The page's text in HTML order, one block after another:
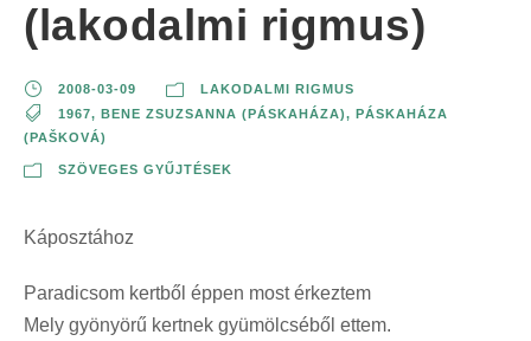
(lakodalmi rigmus)
2008-03-09
LAKODALMI RIGMUS
1967, BENE ZSUZSANNA (PÁSKAHÁZA), PÁSKAHÁZA
(PAŠKOVÁ)
SZÖVEGES GYŰJTÉSEK
Káposztához
Paradicsom kertből éppen most érkeztem
Mely gyönyörű kertnek gyümölcséből ettem.